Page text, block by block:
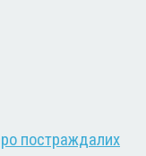
постраждалих